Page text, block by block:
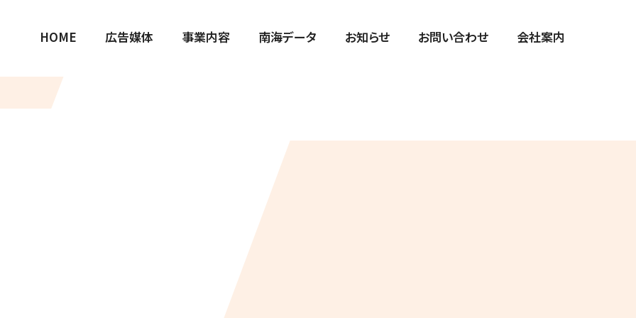
HOME 広告媒体 事業内容 南海データ お知らせ お問い合わせ 会社案内